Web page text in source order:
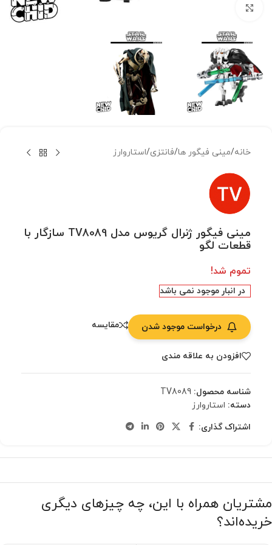
خانه/مینی فیگور ها/فانتزی/استاروارز
مینی فیگور ژنرال گریوس مدل TV8089 سازگار با
قطعات لگو
تموم شد!
در انبار موجود نمی باشد
درخواست موجود شدن مقایسه
افزودن به علاقه مندی
شناسه محصول: TV8089
دسته: استاروارز
اشتراک گذاری:
مشتریان همراه با این، چه چیزهای دیگری
خریده‌اند؟